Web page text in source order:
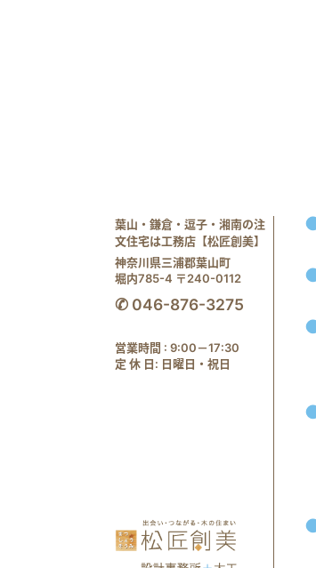
葉山・鎌倉・逗子・湘南の注
文住宅は工務店【松匠創美】
神奈川県三浦郡葉山町
堀内785-4 〒240-0112
✆ 046-876-3275
営業時間 : 9:00－17:30
定 休 日: 日曜日・祝日